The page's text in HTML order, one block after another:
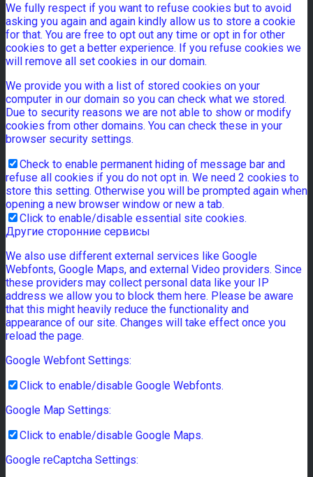
We fully respect if you want to refuse cookies but to avoid
asking you again and again kindly allow us to store a cookie
for that. You are free to opt out any time or opt in for other
cookies to get a better experience. If you refuse cookies we
will remove all set cookies in our domain.
We provide you with a list of stored cookies on your
computer in our domain so you can check what we stored.
Due to security reasons we are not able to show or modify
cookies from other domains. You can check these in your
browser security settings.
Check to enable permanent hiding of message bar and
refuse all cookies if you do not opt in. We need 2 cookies to
store this setting. Otherwise you will be prompted again when
opening a new browser window or new a tab.
Click to enable/disable essential site cookies.
Другие сторонние сервисы
We also use different external services like Google
Webfonts, Google Maps, and external Video providers. Since
these providers may collect personal data like your IP
address we allow you to block them here. Please be aware
that this might heavily reduce the functionality and
appearance of our site. Changes will take effect once you
reload the page.
Google Webfont Settings:
Click to enable/disable Google Webfonts.
Google Map Settings:
Click to enable/disable Google Maps.
Google reCaptcha Settings: